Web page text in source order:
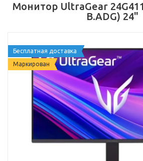
Монитор UltraGear
B.ADG) 24"
Бесплатная доставка
Маркирован